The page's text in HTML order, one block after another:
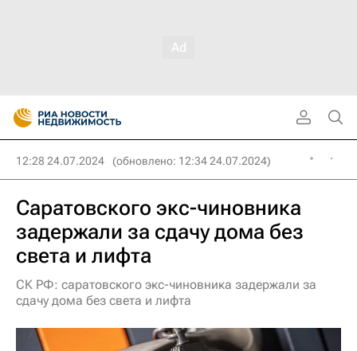
12:28 24.07.2024 (обновлено: 12:34 24.07.2024)
Саратовского экс-чиновника
задержали за сдачу дома без
света и лифта
СК РФ: саратовского экс-чиновника задержали за
сдачу дома без света и лифта